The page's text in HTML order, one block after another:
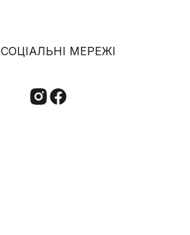
СОЦІАЛЬНІ МЕРЕЖІ